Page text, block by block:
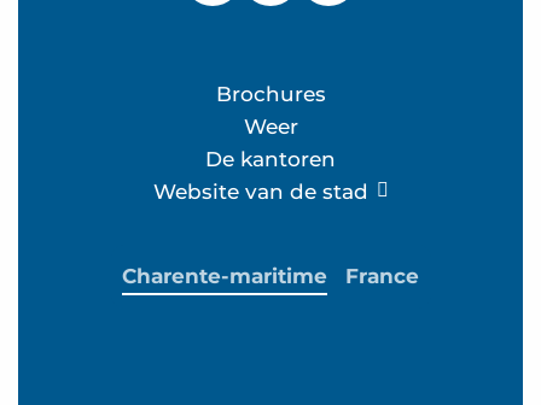
Brochures
Weer
De kantoren
Website van de stad
Charente-maritime France